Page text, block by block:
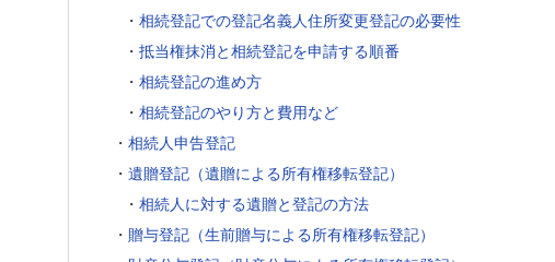
・ 相続登記での登記名義人住所変更登記の必要性
・ 抵当権抹消と相続登記を申請する順番
・ 相続登記の進め方
・ 相続登記のやり方と費用など
・ 相続人申告登記
・ 遺贈登記（遺贈による所有権移転登記）
・ 相続人に対する遺贈と登記の方法
・ 贈与登記（生前贈与による所有権移転登記）